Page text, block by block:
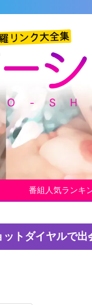
番組人気ランキ
トダイヤルで